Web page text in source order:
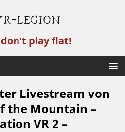
Legion
don't play flat!
Livestream von
the Mountain –
VR 2 –